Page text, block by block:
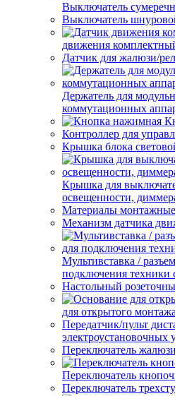
Выключатель
Выключатель
движения
Датчик для жалюзи/
Держатель для
коммутационных
Контроллер для
Крышка блока
Крышка для
освещенности,
Материалы
Механизм датчика
Мультивставка /
подключения техники
Настольный
для открытого монтажа
Передатчик/пульт
электроустановочных
Переключатель жалюзи
Переключатель
Переключатель